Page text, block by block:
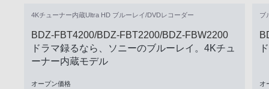
4Kチューナー内蔵Ultra HD ブルーレイ/DVDレコーダー
BDZ-FBT4200/BDZ-FBT2200/BDZ-FBW2200
ドラマ録るなら、ソニーのブルーレイ。4Kチュ
ーナー内蔵モデル
オープン価格
ブ
オ